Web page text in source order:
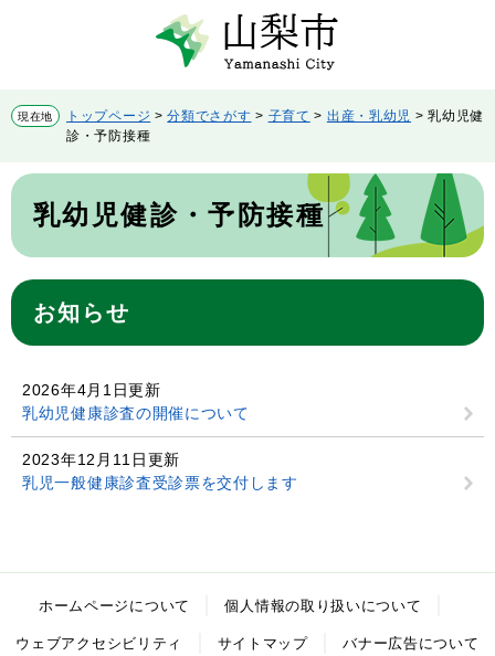
先
頭
す。
を
飛
て
文
現在地 トップページ >分類でさがす > 子育て > 出産・乳幼児 >乳幼児健
診・予防接種
本
乳幼児健診・予防接種
お知らせ
2026年4月1日更新
乳幼児健康診査の開催について
2023年12月11日更新
乳児一般健康診査受診票を交付します
ホームページについて 個人情報の取り扱いについて
ウェブアクセシビリティ サイトマップ バナー広告について